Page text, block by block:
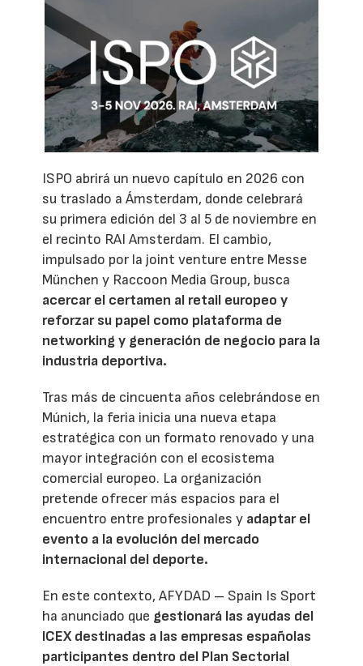
ISPO abrirá un nuevo capítulo en 2026 con
su traslado a Ámsterdam, donde celebrará
su primera edición del 3 al 5 de noviembre en
el recinto RAI Amsterdam. El cambio,
impulsado por la joint venture entre Messe
München y Raccoon Media Group, busca
acercar el certamen al retail europeo y
reforzar su papel como plataforma de
networking y generación de negocio para la
industria deportiva.
Tras más de cincuenta años celebrándose en
Múnich, la feria inicia una nueva etapa
estratégica con un formato renovado y una
mayor integración con el ecosistema
comercial europeo. La organización
pretende ofrecer más espacios para el
encuentro entre profesionales y adaptar el
evento a la evolución del mercado
internacional del deporte.
En este contexto, AFYDAD – Spain Is Sport
ha anunciado que gestionará las ayudas del
ICEX destinadas a las empresas españolas
participantes dentro del Plan Sectorial